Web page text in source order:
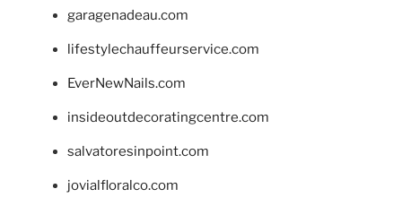
garagenadeau.com
lifestylechauffeurservice.com
EverNewNails.com
insideoutdecoratingcentre.com
salvatoresinpoint.com
jovialfloralco.com